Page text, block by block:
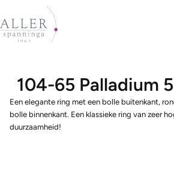
104-65 Palladium
Een elegante ring met een bolle buitenkant,
bolle binnenkant. Een klassieke ring van zeer
duurzaamheid!